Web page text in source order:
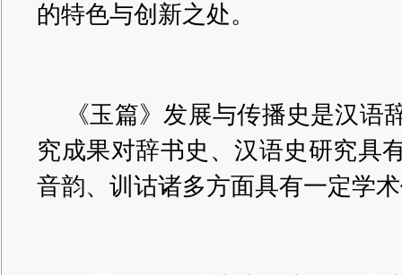
的特色与创新之处。
《玉篇》发展与传播史是汉语
究成果对辞书史、汉语史研究具
音韵、训诂诸多方面具有一定学